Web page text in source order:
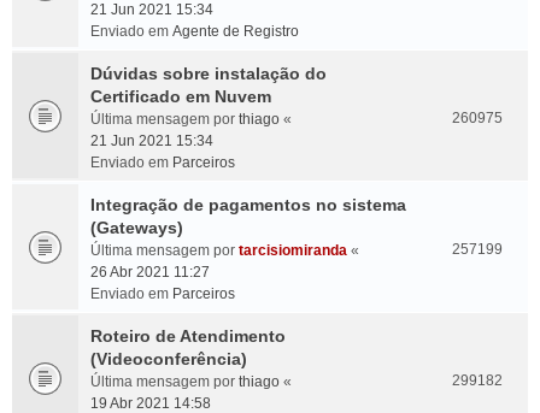
21 Jun 2021 15:34
Enviado em Agente de Registro
Dúvidas sobre instalação do
Certificado em Nuvem
Última mensagem por thiago «
21 Jun 2021 15:34
Enviado em Parceiros
260975
Integração de pagamentos no sistema
(Gateways)
Última mensagem por tarcisiomiranda «
26 Abr 2021 11:27
Enviado em Parceiros
257199
Roteiro de Atendimento
(Videoconferência)
Última mensagem por thiago «
19 Abr 2021 14:58
299182